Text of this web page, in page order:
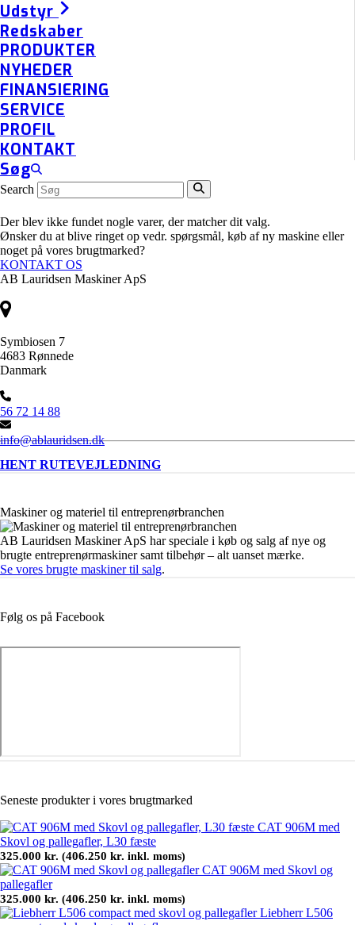
Udstyr
Redskaber
PRODUKTER
NYHEDER
FINANSIERING
SERVICE
PROFIL
KONTAKT
Søg
Search
Der blev ikke fundet nogle varer, der matcher dit valg.
Ønsker du at blive ringet op vedr. spørgsmål, køb af ny maskine eller
noget på vores brugtmarked?
KONTAKT OS
AB Lauridsen Maskiner ApS
Symbiosen 7
4683 Rønnede
Danmark
56 72 14 88
info@ablauridsen.dk
HENT RUTEVEJLEDNING
Maskiner og materiel til entreprenørbranchen
AB Lauridsen Maskiner ApS har speciale i køb og salg af nye og
brugte entreprenørmaskiner samt tilbehør – alt uanset mærke.
Se vores brugte maskiner til salg.
Følg os på Facebook
Seneste produkter i vores brugtmarked
CAT 906M med
Skovl og pallegafler, L30 fæste
325.000 kr. (406.250 kr. inkl. moms)
CAT 906M med Skovl og
pallegafler
325.000 kr. (406.250 kr. inkl. moms)
Liebherr L506